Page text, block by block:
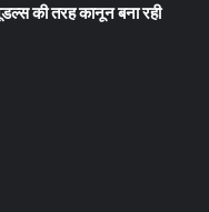
की तरह कानून बना रही